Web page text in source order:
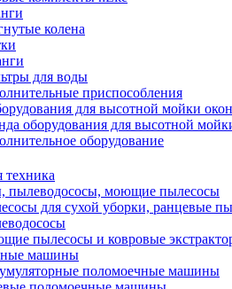
колена
для воды
приспособления
для высотной мойки окон
оборудования для высотной
оборудование
техника
пылеводососы, моющие пылесосы
для сухой уборки, ранцевые
пылесосы и ковровые
машины
поломоечные машины